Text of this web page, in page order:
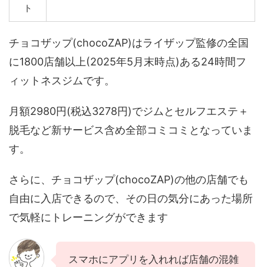
ト
チョコザップ(chocoZAP)はライザップ監修の全国
に1800店舗以上(2025年5月末時点)ある24時間フ
ィットネスジムです。
月額2980円(税込3278円)でジムとセルフエステ＋
脱毛など新サービス含め全部コミコミとなっていま
す。
さらに、チョコザップ(chocoZAP)の他の店舗でも
自由に入店できるので、その日の気分にあった場所
で気軽にトレーニングができます
スマホにアプリを入れれば店舗の混雑